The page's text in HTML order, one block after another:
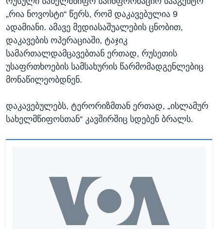
„რია ნოვოსტი“ წერს, რომ დაკავებულია 9
ადამიანი. ამავე მედიასაშუალების ცნობით,
დაკავების ოპერაციაში, ტაჯიკ
სამართალდამცავებთან ერთად, რუსეთის
უსაფრთხოების სამსახურის წარმომადგენლებიც
მონაწილეობდნენ.
დაკავებულებს, ტერორიზმთან ერთად, „ისლამურ
სახელმწიფოსთან“ კავშირშიც სდებენ ბრალს.